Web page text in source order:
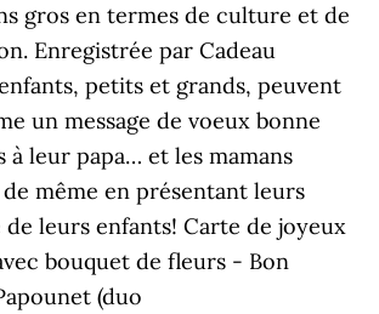
gros en termes de culture et de
Enregistrée par Cadeau
petits et grands, peuvent
un message de voeux bonne
à leur papa… et les mamans
même en présentant leurs
leurs enfants! Carte de joyeux
bouquet de fleurs - Bon
(duo